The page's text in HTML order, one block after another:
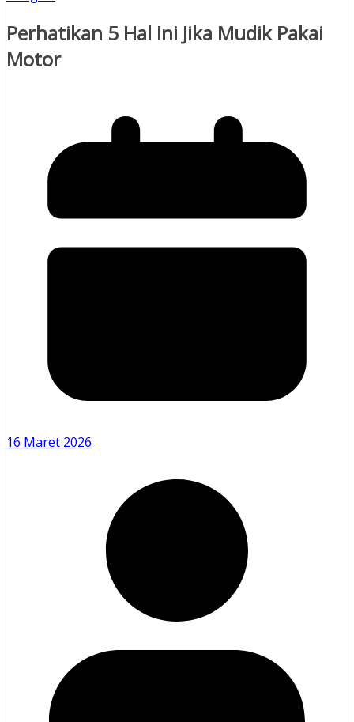
Perhatikan 5 Hal Ini Jika Mudik Pakai
Motor
16 Maret 2026